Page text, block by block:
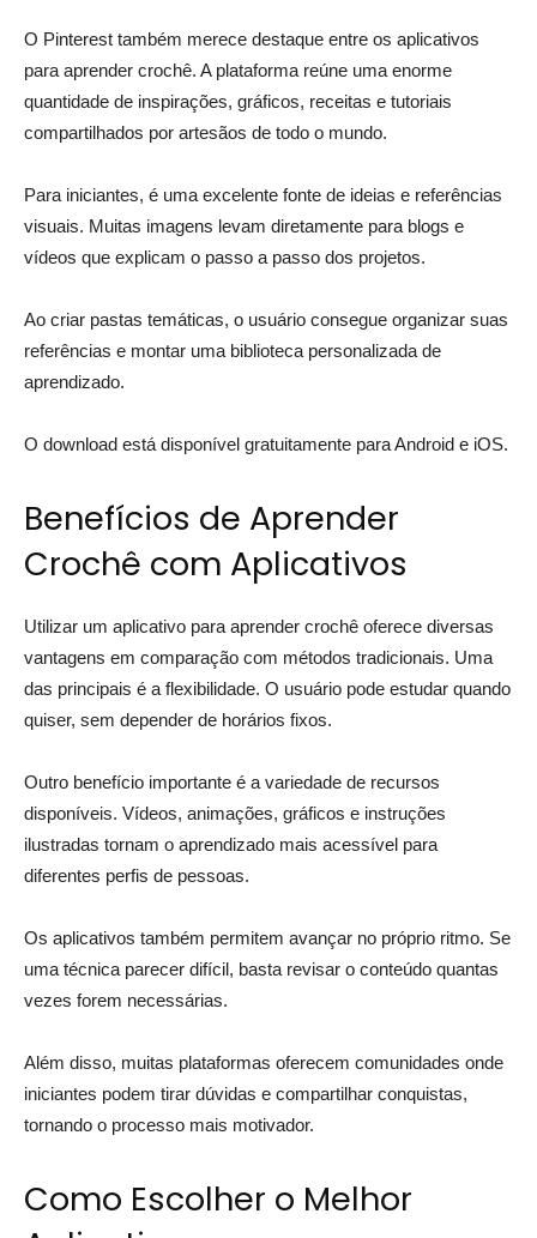
O Pinterest também merece destaque entre os aplicativos
para aprender crochê. A plataforma reúne uma enorme
quantidade de inspirações, gráficos, receitas e tutoriais
compartilhados por artesãos de todo o mundo.
Para iniciantes, é uma excelente fonte de ideias e referências
visuais. Muitas imagens levam diretamente para blogs e
vídeos que explicam o passo a passo dos projetos.
Ao criar pastas temáticas, o usuário consegue organizar suas
referências e montar uma biblioteca personalizada de
aprendizado.
O download está disponível gratuitamente para Android e iOS.
Benefícios de Aprender
Crochê com Aplicativos
Utilizar um aplicativo para aprender crochê oferece diversas
vantagens em comparação com métodos tradicionais. Uma
das principais é a flexibilidade. O usuário pode estudar quando
quiser, sem depender de horários fixos.
Outro benefício importante é a variedade de recursos
disponíveis. Vídeos, animações, gráficos e instruções
ilustradas tornam o aprendizado mais acessível para
diferentes perfis de pessoas.
Os aplicativos também permitem avançar no próprio ritmo. Se
uma técnica parecer difícil, basta revisar o conteúdo quantas
vezes forem necessárias.
Além disso, muitas plataformas oferecem comunidades onde
iniciantes podem tirar dúvidas e compartilhar conquistas,
tornando o processo mais motivador.
Como Escolher o Melhor